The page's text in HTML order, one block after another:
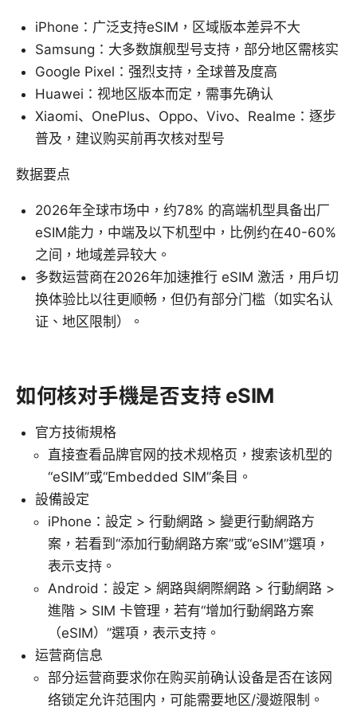
iPhone：广泛支持eSIM，区域版本差异不大
Samsung：大多数旗舰型号支持，部分地区需核实
Google Pixel：强烈支持，全球普及度高
Huawei：视地区版本而定，需事先确认
Xiaomi、OnePlus、Oppo、Vivo、Realme：逐步
普及，建议购买前再次核对型号
数据要点
2026年全球市场中，约78% 的高端机型具备出厂
eSIM能力，中端及以下机型中，比例约在40-60%
之间，地域差异较大。
多数运营商在2026年加速推行 eSIM 激活，用户切
换体验比以往更顺畅，但仍有部分门槛（如实名认
证、地区限制）。
如何核对手機是否支持 eSIM
官方技術規格
直接查看品牌官网的技术规格页，搜索该机型的
“eSIM”或“Embedded SIM”条目。
設備設定
iPhone：設定 > 行動網路 > 變更行動網路方
案，若看到“添加行動網路方案”或“eSIM”選項，
表示支持。
Android：設定 > 網路與網際網路 > 行動網路 >
進階 > SIM 卡管理，若有“增加行動網路方案
（eSIM）”選項，表示支持。
运营商信息
部分运营商要求你在购买前确认设备是否在该网
络锁定允许范围内，可能需要地区/漫遊限制。